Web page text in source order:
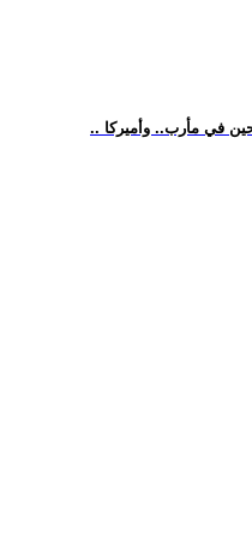
في مأرب.. وأميركا